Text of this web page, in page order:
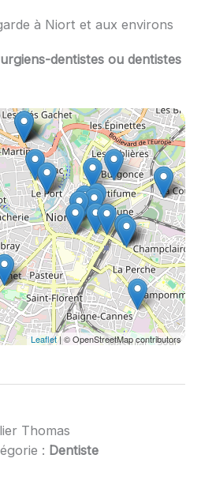
à Niort et aux environs
dentistes ou dentistes
Leaflet| © OpenStreetMap contributors
Thomas
: Dentiste